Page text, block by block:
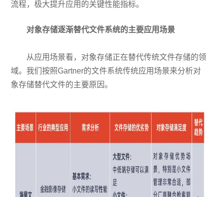
流程，极大提升应用的关键性能指标。
对象存储逐渐替代文件系统的主要应用场景
从应用场景看，对象存储正在替代传统文件存储的领
域。我们按照Gartner的文件系统传统应用场景来分析对
象存储替代文件的主要原因。